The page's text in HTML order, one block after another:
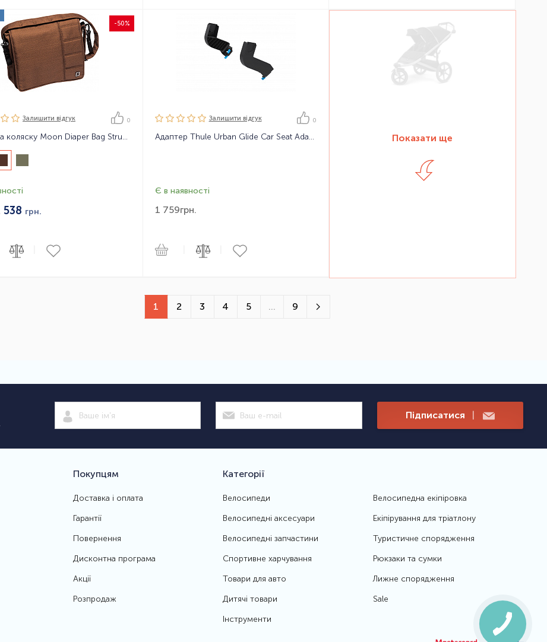
-50%
Залишити вiдгук 0
Сумка на коляску Moon Diaper Bag Structure
538 грн.
Залишити вiдгук 0
Адаптер Thule Urban Glide Car Seat Adapter Maxi Cosi
Є в наявності
1 759грн.
Показати ще
1 2 3 4 5 ... 9
Підписатися |
Покупцям
Доставка і оплата
Гарантії
Повернення
Дисконтна програма
Акції
Розпродаж
Категорії
Велосипеди
Велосипедні аксесуари
Велосипедні запчастини
Спортивне харчування
Товари для авто
Дитячі товари
Інструменти
Велосипедна екіпіровка
Екіпірування для тріатлону
Туристичне спорядження
Рюкзаки та сумки
Лижне спорядження
Sale